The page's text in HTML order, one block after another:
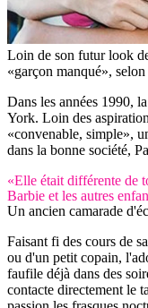
Loin de son futur look
«garçon manqué», selon
Dans les années 1990,
York. Loin des
«convenable, simple»,
dans la bonne société,
«Elle était différente de
Barbie et les autres
Un ancien camarade
Faisant fi des cours de
ou d'un petit copain,
faufile déjà dans des
contacte directement le